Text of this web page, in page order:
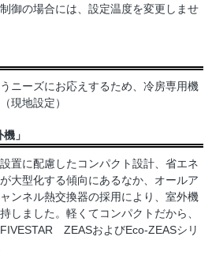
御の場合には、設定温度を変更しませ
ニーズにお応えするため、冷房専用機
現地設定）
」
置に配慮したコンパクト設計、省エネ
大型化する傾向にあるなか、オールア
ンネル熱交換器の採用により、室外機
しました。軽くてコンパクトだから、
ZEASおよびEco-ZEASシリ